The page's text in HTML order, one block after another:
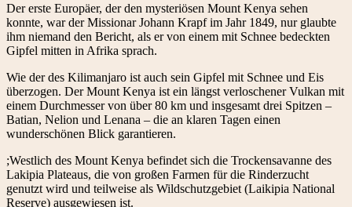
Der erste Europäer, der den mysteriösen Mount Kenya sehen
konnte, war der Missionar Johann Krapf im Jahr 1849, nur glaubte
ihm niemand den Bericht, als er von einem mit Schnee bedeckten
Gipfel mitten in Afrika sprach.
Wie der des Kilimanjaro ist auch sein Gipfel mit Schnee und Eis
überzogen. Der Mount Kenya ist ein längst verloschener Vulkan mit
einem Durchmesser von über 80 km und insgesamt drei Spitzen –
Batian, Nelion und Lenana – die an klaren Tagen einen
wunderschönen Blick garantieren.
;Westlich des Mount Kenya befindet sich die Trockensavanne des
Lakipia Plateaus, die von großen Farmen für die Rinderzucht
genutzt wird und teilweise als Wildschutzgebiet (Laikipia National
Reserve) ausgewiesen ist.